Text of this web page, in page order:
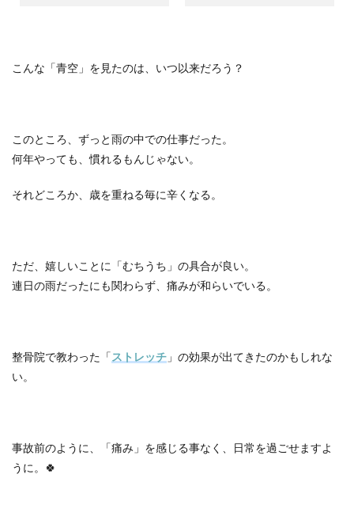
こんな「青空」を見たのは、いつ以来だろう？
このところ、ずっと雨の中での仕事だった。
何年やっても、慣れるもんじゃない。
それどころか、歳を重ねる毎に辛くなる。
ただ、嬉しいことに「むちうち」の具合が良い。
連日の雨だったにも関わらず、痛みが和らいでいる。
整骨院で教わった「ストレッチ 」の効果が出てきたのかもしれな
い。
事故前のように、「痛み」を感じる事なく、日常を過ごせますよ
うに。🍀